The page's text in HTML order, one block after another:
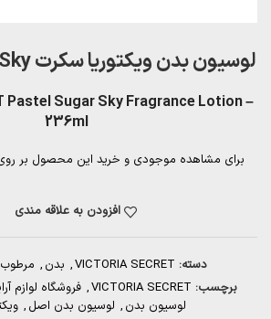
لوسیون بدن ویکتوریا سکرت Pastel Sugar Sky
Pastel Sugar Sky Fragrance Lotion –
236ml
برای مشاهده موجودی و خرید این محصول بر
افزودن به علاقه مندی
دسته: VICTORIA SECRET
, بدن , مرطوب
برچسب: VICTORIA SECRET
, فروشگاه لوازم
لوسیون بدن , لوسیون بدن اصل ,